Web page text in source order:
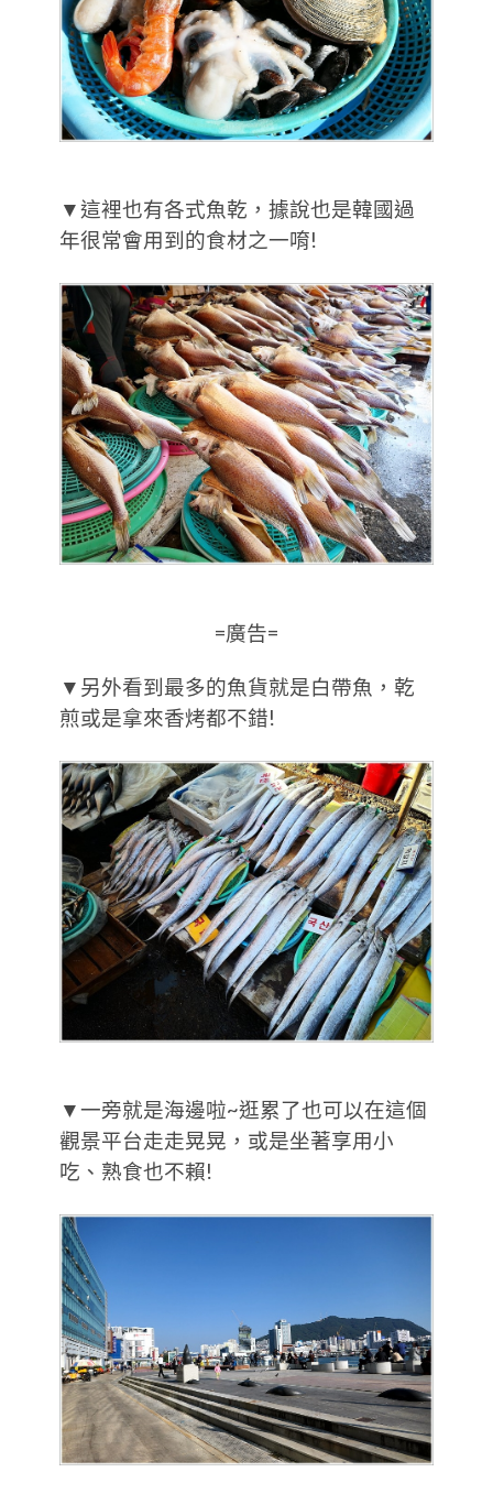
▼這裡也有各式魚乾，據說也是韓國過
年很常會用到的食材之一唷!
=廣告=
▼另外看到最多的魚貨就是白帶魚，乾
煎或是拿來香烤都不錯!
▼一旁就是海邊啦~逛累了也可以在這個
觀景平台走走晃晃，或是坐著享用小
吃、熟食也不賴!